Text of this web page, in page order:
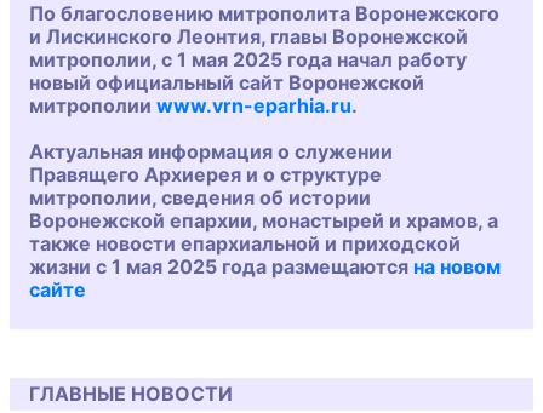
По благословению митрополита Воронежского
и Лискинского Леонтия, главы Воронежской
митрополии, с 1 мая 2025 года начал работу
новый официальный сайт Воронежской
митрополии www.vrn-eparhia.ru.
Актуальная информация о служении
Правящего Архиерея и о структуре
митрополии, сведения об истории
Воронежской епархии, монастырей и храмов, а
также новости епархиальной и приходской
жизни с 1 мая 2025 года размещаются на новом
сайте
ГЛАВНЫЕ НОВОСТИ